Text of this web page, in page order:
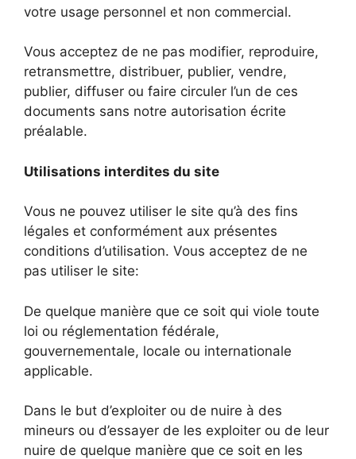
votre usage personnel et non commercial.
Vous acceptez de ne pas modifier, reproduire,
retransmettre, distribuer, publier, vendre,
publier, diffuser ou faire circuler l’un de ces
documents sans notre autorisation écrite
préalable.
Utilisations interdites du site
Vous ne pouvez utiliser le site qu’à des fins
légales et conformément aux présentes
conditions d’utilisation. Vous acceptez de ne
pas utiliser le site:
De quelque manière que ce soit qui viole toute
loi ou réglementation fédérale,
gouvernementale, locale ou internationale
applicable.
Dans le but d’exploiter ou de nuire à des
mineurs ou d’essayer de les exploiter ou de leur
nuire de quelque manière que ce soit en les